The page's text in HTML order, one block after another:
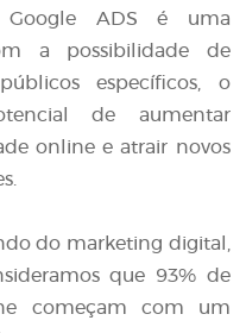
ADS é uma
a possibilidade de
específicos, o
de aumentar
online e atrair novos
do marketing digital,
que 93% de
começam com um